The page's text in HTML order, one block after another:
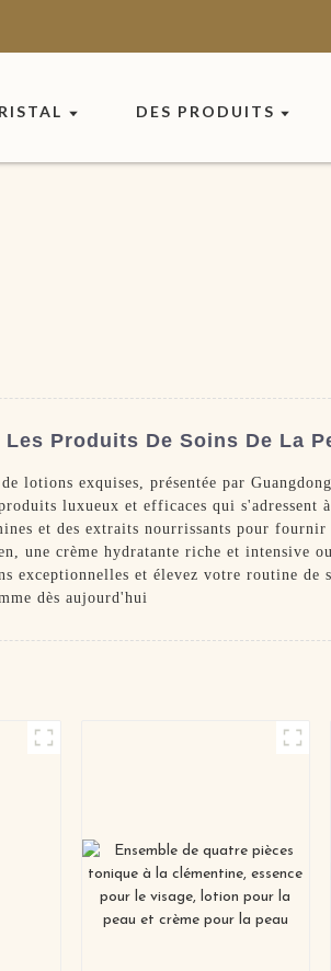
DES PRODUITS
Produits De Soins De La
lotions exquises, présentée par
luxueux et efficaces qui
et des extraits nourrissants pour
une crème hydratante riche et intensive
exceptionnelles et élevez votre routine
dès aujourd'hui